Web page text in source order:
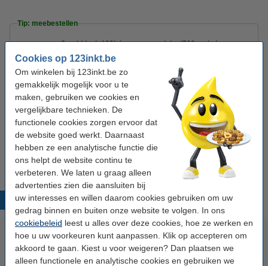
Cookies op 123inkt.be
Om winkelen bij 123inkt.be zo
gemakkelijk mogelijk voor u te
maken, gebruiken we cookies en
vergelijkbare technieken. De
functionele cookies zorgen ervoor dat
de website goed werkt. Daarnaast
hebben ze een analytische functie die
ons helpt de website continu te
verbeteren. We laten u graag alleen
advertenties zien die aansluiten bij
uw interesses en willen daarom cookies gebruiken om uw
gedrag binnen en buiten onze website te volgen. In ons
cookiebeleid leest u alles over deze cookies, hoe ze werken en
hoe u uw voorkeuren kunt aanpassen. Klik op accepteren om
akkoord te gaan. Kiest u voor weigeren? Dan plaatsen we
alleen functionele en analytische cookies en gebruiken we
Tip: meebestellen
Combideal: 123inkt creamersticks (500 stuks)
+ 123inkt suikersticks (500 stuks)
€ 23,95
123inkt houten roerstaafjes 110 mm (2000
stuks)
€ 6,95
123inkt Gold medium roast koffiebonen 1 kg
€ 17,95
Populaire producten